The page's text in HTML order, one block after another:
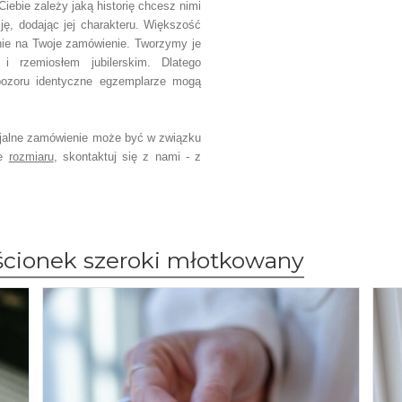
zależy jaką historię chcesz nimi
dodając jej charakteru. Większość
na Twoje zamówienie. Tworzymy je
jubilerskim. Dlatego
identyczne egzemplarze mogą
zamówienie może być w związku
rozmiaru, skontaktuj się z nami - z
szeroki młotkowany